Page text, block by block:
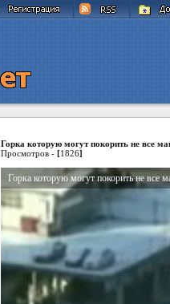
Горка которую могут покорить не все
Просмотров - [1826]
Горка которую могут покорить не все